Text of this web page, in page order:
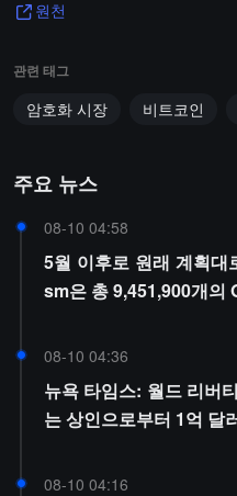
원천
관련 태그
암호화 시장 비트코인
주요 뉴스
08-10 04:58
5월 이후로 원래 계획
sm은 총 9,451,900개의
08-10 04:36
뉴욕 타임스: 월드 리버
는 상인으로부터 1억 달
08-10 04:16